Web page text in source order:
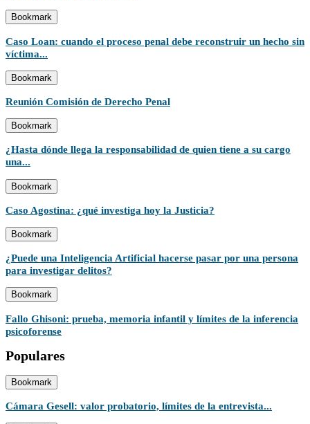
Bookmark
Caso Loan: cuando el proceso penal debe reconstruir un hecho sin
víctima...
Bookmark
Reunión Comisión de Derecho Penal
Bookmark
¿Hasta dónde llega la responsabilidad de quien tiene a su cargo
una...
Bookmark
Caso Agostina: ¿qué investiga hoy la Justicia?
Bookmark
¿Puede una Inteligencia Artificial hacerse pasar por una persona
para investigar delitos?
Bookmark
Fallo Ghisoni: prueba, memoria infantil y límites de la inferencia
psicoforense
Populares
Bookmark
Cámara Gesell: valor probatorio, límites de la entrevista...